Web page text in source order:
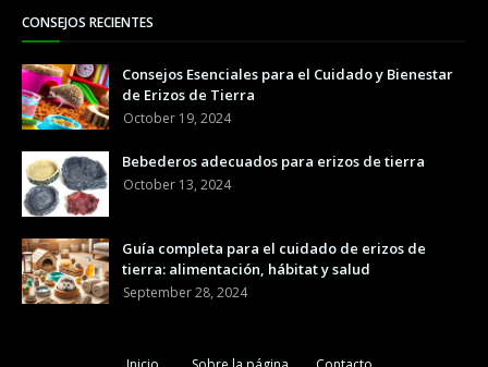
CONSEJOS RECIENTES
Consejos Esenciales para el Cuidado y Bienestar
de Erizos de Tierra
October 19, 2024
Bebederos adecuados para erizos de tierra
October 13, 2024
Guía completa para el cuidado de erizos de
tierra: alimentación, hábitat y salud
September 28, 2024